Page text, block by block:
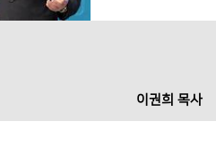
이권희 목사